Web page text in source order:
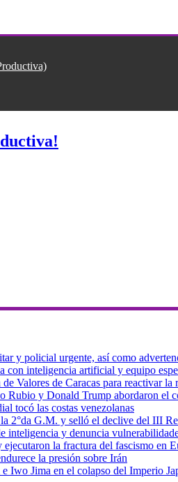
y policial urgente, así como
inteligencia artificial y equipo
Valores de Caracas para reactivar
Rubio y Donald Trump abordaron el
tocó las costas venezolanas
2°da G.M. y selló el declive del III
inteligencia y denuncia
la fractura del fascismo en
la presión sobre Irán
Iwo Jima en el colapso del Imperio